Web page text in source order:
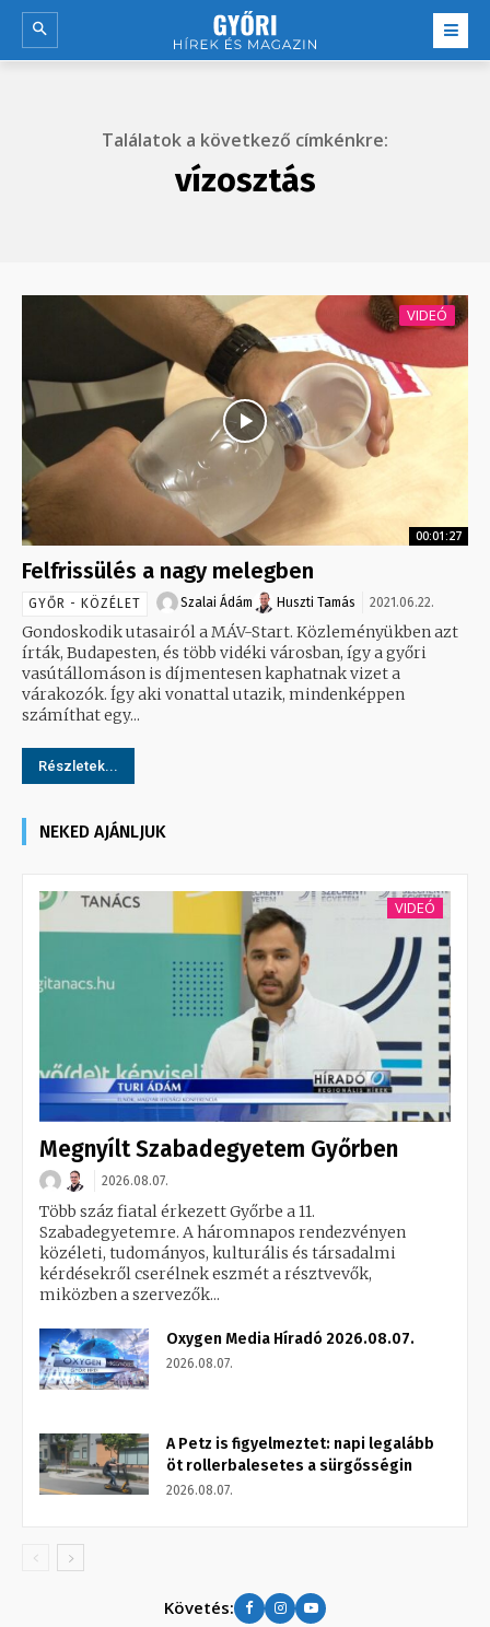
Találatok a következő címkénkre:
vízosztás
VIDEÓ
00:01:27
Felfrissülés a nagy melegben
GYŐR - KÖZÉLET Szalai Ádám Huszti Tamás 2021.06.22.
Gondoskodik utasairól a MÁV-Start. Közleményükben azt
írták, Budapesten, és több vidéki városban, így a győri
vasútállomáson is díjmentesen kaphatnak vizet a
várakozók. Így aki vonattal utazik, mindenképpen
számíthat egy...
Részletek...
NEKED AJÁNLJUK
VIDEÓ
Megnyílt Szabadegyetem Győrben
2026.08.07.
Több száz fiatal érkezett Győrbe a 11.
Szabadegyetemre. A háromnapos rendezvényen
közéleti, tudományos, kulturális és társadalmi
kérdésekről cserélnek eszmét a résztvevők,
miközben a szervezők...
Oxygen Media Híradó 2026.08.07.
2026.08.07.
A Petz is figyelmeztet: napi legalább
öt rollerbalesetes a sürgősségin
2026.08.07.
Követés: